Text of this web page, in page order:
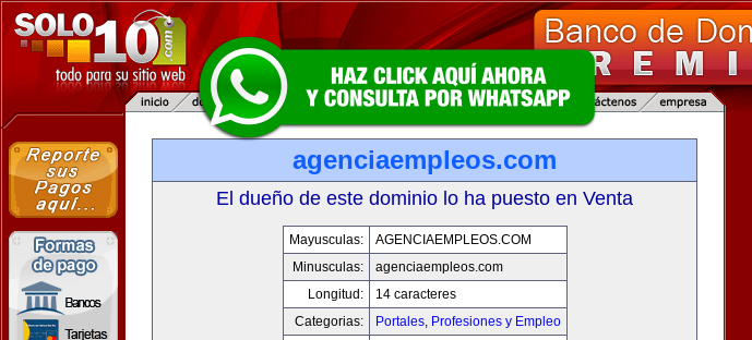
agenciaempleos.com
El dueño de este dominio lo ha puesto en Venta
Mayusculas:
AGENCIAEMPLEOS.COM
Minusculas:
agenciaempleos.com
Longitud:
14 caracteres
Categorias:
Portales, Profesiones y Empleo